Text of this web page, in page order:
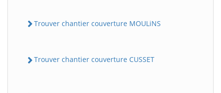
Trouver chantier couverture MOULiNS
Trouver chantier couverture CUSSET